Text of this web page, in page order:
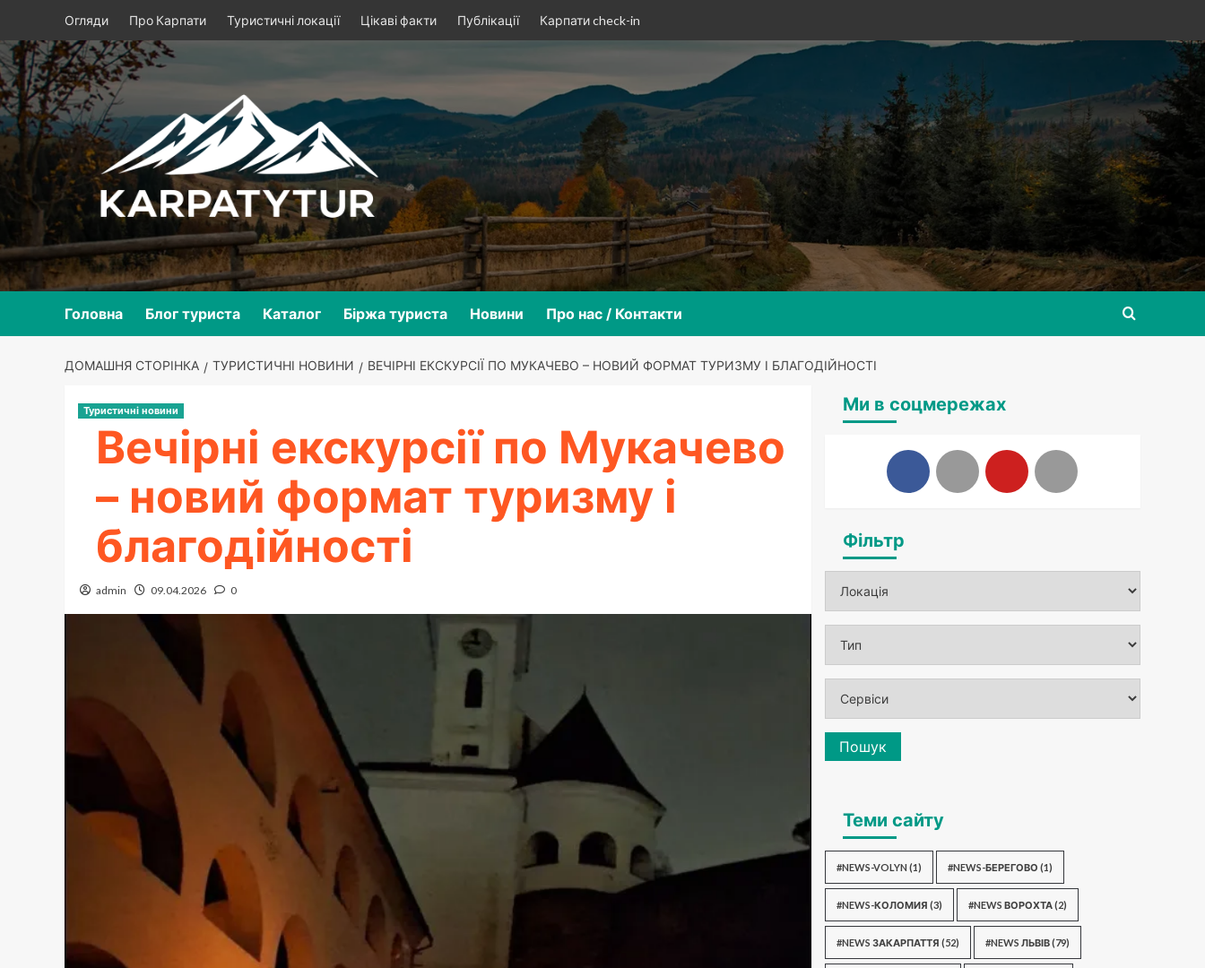
content
Огляди Про Карпати Туристичні локації Цікаві факти Публікації Карпати check-in
Головна Блог туриста Каталог Біржа туриста Новини Про нас / Контакти
ДОМАШНЯ СТОРІНКА ТУРИСТИЧНІ НОВИНИ ВЕЧІРНІ ЕКСКУРСІЇ ПО МУКАЧЕВО – НОВИЙ ФОРМАТ ТУРИЗМУ І БЛАГОДІЙНОСТІ
Туристичні новини
Вечірні екскурсії по Мукачево
– новий формат туризму і
благодійності
admin 09.04.2026 0
Ми в соцмережах
Фільтр
Пошук
Теми сайту
#NEWS-VOLYN (1) #NEWS-БЕРЕГОВО (1)
#NEWS-КОЛОМИЯ (3) #NEWS ВОРОХТА(2)
#NEWS ЗАКАРПАТТЯ (52) #NEWS ЛЬВІВ(79)